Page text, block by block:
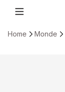
Home Monde